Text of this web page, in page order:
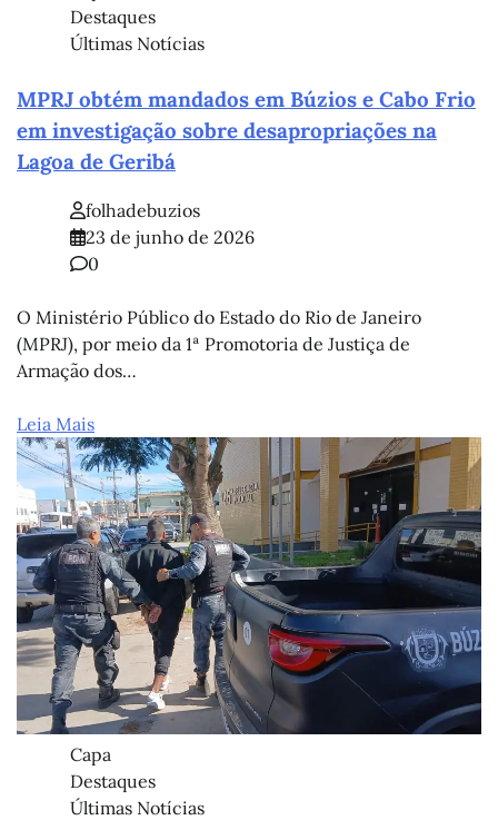
Destaques
Últimas Notícias
MPRJ obtém mandados em Búzios e Cabo Frio
em investigação sobre desapropriações na
Lagoa de Geribá
folhadebuzios
23 de junho de 2026
0
O Ministério Público do Estado do Rio de Janeiro
(MPRJ), por meio da 1ª Promotoria de Justiça de
Armação dos…
Leia Mais
Capa
Destaques
Últimas Notícias